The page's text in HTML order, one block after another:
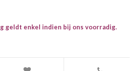
geldt enkel indien bij ons voorradig.